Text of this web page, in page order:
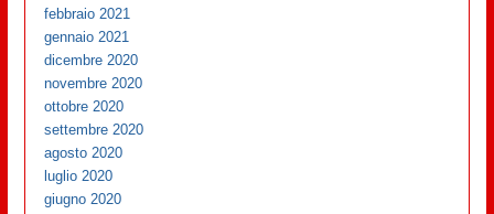
febbraio 2021
gennaio 2021
dicembre 2020
novembre 2020
ottobre 2020
settembre 2020
agosto 2020
luglio 2020
giugno 2020